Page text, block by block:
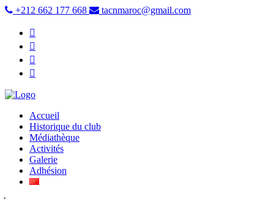
+212 662 177 668 tacnmaroc@gmail.com
Accueil
Historique du club
Médiathèque
Activités
Galerie
Adhésion